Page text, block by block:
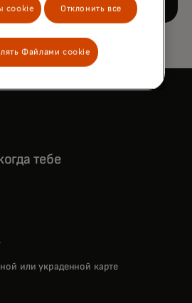
тебе
или украденной карте
cookie Отклонить все
Файлами cookie